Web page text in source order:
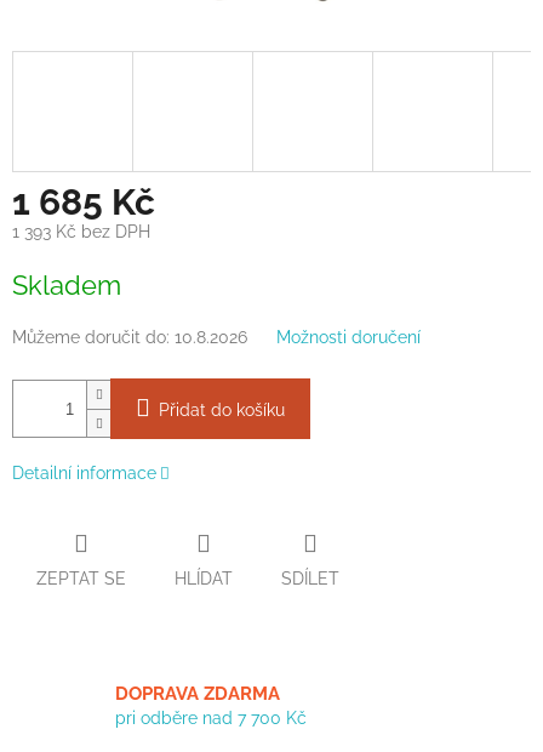
1 685 Kč
1 393 Kč bez DPH
cena:
Skladem
Můžeme doručit do: 10.8.2026 Možnosti doručení
Přidat do košíku
Detailní informace
ZEPTAT SE HLÍDAT SDÍLET
DOPRAVA ZDARMA
pri odběre nad 7 700 Kč